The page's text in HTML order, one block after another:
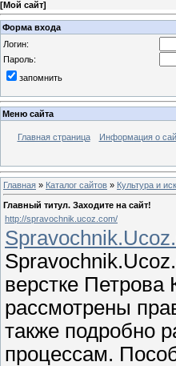
[Мой сайт]
Форма входа
Логин:
Пароль:
запомнить
Меню сайта
Главная страница Информация о
Главная » Каталог сайтов » Культура и
Главный титул. Заходите на сайт!
http://spravochnik.ucoz.com/
верстке Петрова
рассмотрены
также подробно
процессам.